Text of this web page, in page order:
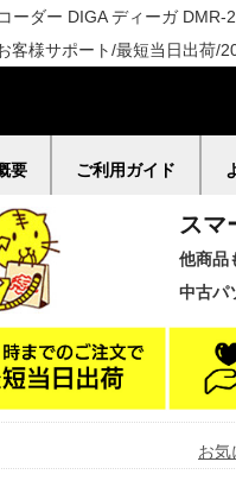
ーダー DIGA ディーガ
様サポート/最短当日出荷/
要 ご利用ガイド
スマ
他商品
中古パ
お気